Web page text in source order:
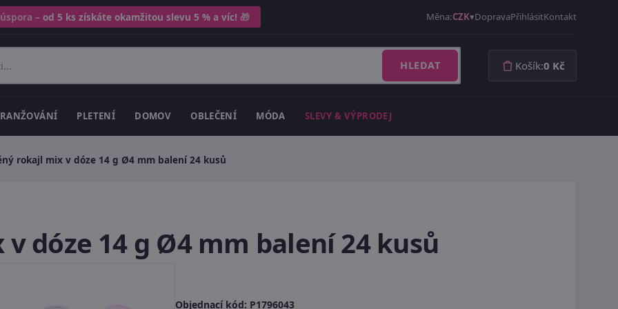
– od 5 ks získáte okamžitou slevu 5 % a víc! 🎁 Měna:CZK DopravaPřihlásitKontakt
HLEDAT Košík:0 Kč
PLETENÍ DOMOV OBLEČENÍ MÓDA SLEVY & VÝPRODEJ
rokajl mix v dóze 14 g Ø4 mm balení 24 kusů
dóze 14 g Ø4 mm balení 24 kusů
Objednací kód: P1796043